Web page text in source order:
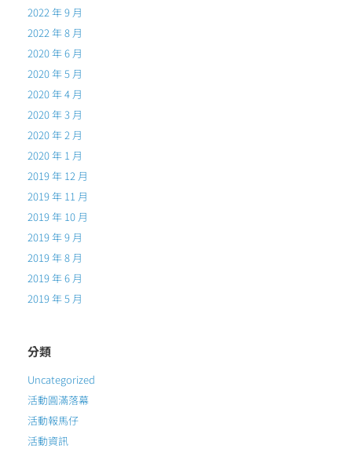
2022 年 9 月
2022 年 8 月
2020 年 6 月
2020 年 5 月
2020 年 4 月
2020 年 3 月
2020 年 2 月
2020 年 1 月
2019 年 12 月
2019 年 11 月
2019 年 10 月
2019 年 9 月
2019 年 8 月
2019 年 6 月
2019 年 5 月
分類
Uncategorized
活動圓滿落幕
活動報馬仔
活動資訊